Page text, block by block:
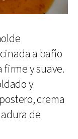
a baño
y suave.
y
crema
de